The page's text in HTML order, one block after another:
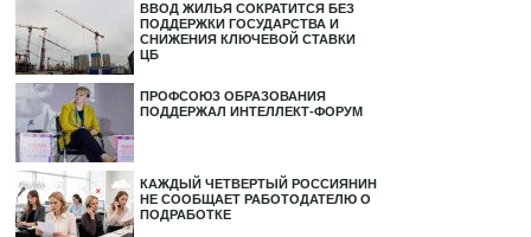
ВВОД ЖИЛЬЯ СОКРАТИТСЯ БЕЗ
ПОДДЕРЖКИ ГОСУДАРСТВА И
СНИЖЕНИЯ КЛЮЧЕВОЙ СТАВКИ
ЦБ
ПРОФСОЮЗ ОБРАЗОВАНИЯ
ПОДДЕРЖАЛ ИНТЕЛЛЕКТ-ФОРУМ
КАЖДЫЙ ЧЕТВЕРТЫЙ РОССИЯНИН
НЕ СООБЩАЕТ РАБОТОДАТЕЛЮ О
ПОДРАБОТКЕ